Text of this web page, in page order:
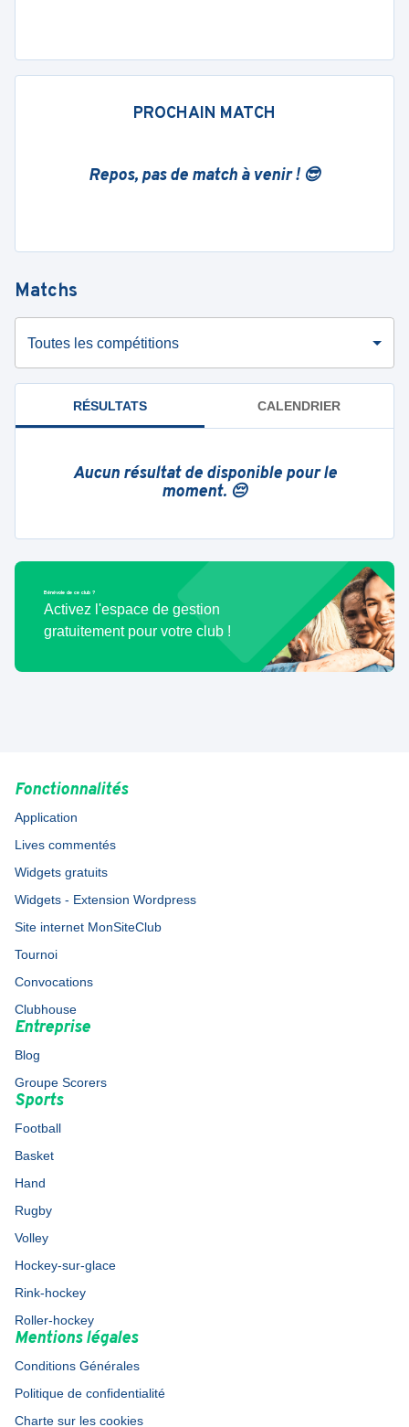
PROCHAIN MATCH
Repos, pas de match à venir ! 😎
Matchs
Toutes les compétitions
RÉSULTATS CALENDRIER
Aucun résultat de disponible pour le
moment. 😔
Bénévole de ce club ?
Activez l'espace de gestion
gratuitement pour votre club !
Fonctionnalités
Application
Lives commentés
Widgets gratuits
Widgets - Extension Wordpress
Site internet MonSiteClub
Tournoi
Convocations
Clubhouse
Entreprise
Blog
Groupe Scorers
Sports
Football
Basket
Hand
Rugby
Volley
Hockey-sur-glace
Rink-hockey
Roller-hockey
Mentions légales
Conditions Générales
Politique de confidentialité
Charte sur les cookies